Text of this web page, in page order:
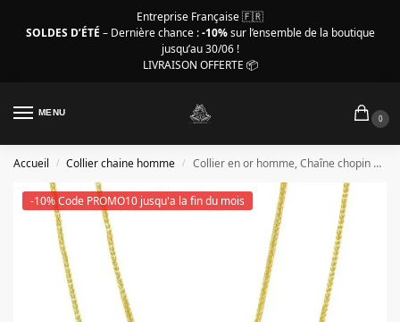
Entreprise Française 🇫🇷
SOLDES D’ÉTÉ – Dernière chance :-10%sur l’ensemble de la boutique
jusqu’au 30/06 !
LIVRAISON OFFERTE 📦
MENU
0
Accueil / Collier chaine homme / Collier en or homme, Chaîne chopin or massif 18K
-10% Code PROMO10 jusqu'a la fin du mois